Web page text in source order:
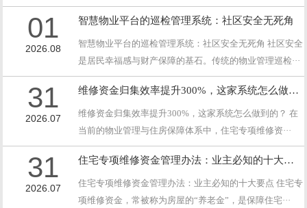
01
2026.08
智慧物业平台的巡检管理系统：社区安全无死角
智慧物业平台的巡检管理系统：社区安全无死角 社区安全
是居民幸福感与财产保障的基石。传统的物业管理巡检···
31
2026.07
维修资金归集效率提升300%，这家系统怎么做到的？
维修资金归集效率提升300%，这家系统怎么做到的？ 在
当前的物业管理与住房保障体系中，住宅专项维修资···
31
2026.07
住宅专项维修资金管理办法：业主必知的十大要点
住宅专项维修资金管理办法：业主必知的十大要点 住宅专
项维修资金，常被称为房屋的“养老金”，是保障住宅···